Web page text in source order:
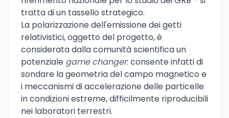
tratta di un tassello strategico.
La polarizzazione dell'emissione dei getti
relativistici, oggetto del progetto, è
considerata dalla comunità scientifica un
potenziale game changer: consente infatti di
sondare la geometria del campo magnetico e
i meccanismi di accelerazione delle particelle
in condizioni estreme, difficilmente riproducibili
nei laboratori terrestri.